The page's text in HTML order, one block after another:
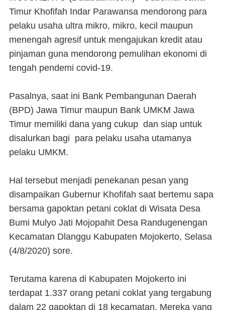
Timur Khofifah Indar Parawansa mendorong para
pelaku usaha ultra mikro, mikro, kecil maupun
menengah agresif untuk mengajukan kredit atau
pinjaman guna mendorong pemulihan ekonomi di
tengah pendemi covid-19.
Pasalnya, saat ini Bank Pembangunan Daerah
(BPD) Jawa Timur maupun Bank UMKM Jawa
Timur memiliki dana yang cukup dan siap untuk
disalurkan bagi para pelaku usaha utamanya
pelaku UMKM.
Hal tersebut menjadi penekanan pesan yang
disampaikan Gubernur Khofifah saat bertemu sapa
bersama gapoktan petani coklat di Wisata Desa
Bumi Mulyo Jati Mojopahit Desa Randugenengan
Kecamatan Dlanggu Kabupaten Mojokerto, Selasa
(4/8/2020) sore.
Terutama karena di Kabupaten Mojokerto ini
terdapat 1.337 orang petani coklat yang tergabung
dalam 22 gapoktan di 18 kecamatan. Mereka yang